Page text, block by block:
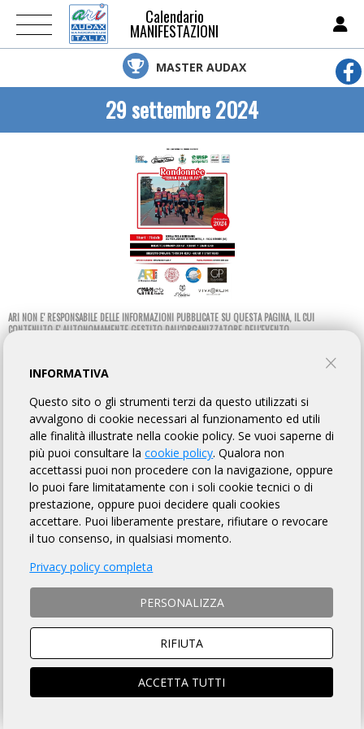
Calendario
MANIFESTAZIONI
MASTER AUDAX
29 settembre 2024
ARI NON E' RESPONSABILE DELLE INFORMAZIONI PUBBLICATE SU QUESTA PAGINA, IL CUI
CONTENUTO E' AUTONOMAMENTE GESTITO DALL'ORGANIZZATORE DELL'EVENTO.
TERRA DEGLI ULIVI
Bitonto Bike ASD
INFORMAZIONI REGOLAMENTO
PUNTI DI CONTROLLO
MAPPA
ISCRITTI 42 OMOLOGATI
1600 metri
TEMPO MASSIMO DOVE
INFORMATIVA
Questo sito o gli strumenti terzi da questo utilizzati si
avvalgono di cookie necessari al funzionamento ed utili
alle finalità illustrate nella cookie policy. Se vuoi saperne di
più puoi consultare lacookie policy. Qualora non
accettassi puoi non procedere con la navigazione, oppure
lo puoi fare limitatamente con i soli cookie tecnici o di
prestazione, oppure puoi decidere quali cookies
accettare. Puoi liberamente prestare, rifiutare o revocare
il tuo consenso, in qualsiasi momento.
Privacy policy completa
PERSONALIZZA
RIFIUTA
ACCETTA TUTTI